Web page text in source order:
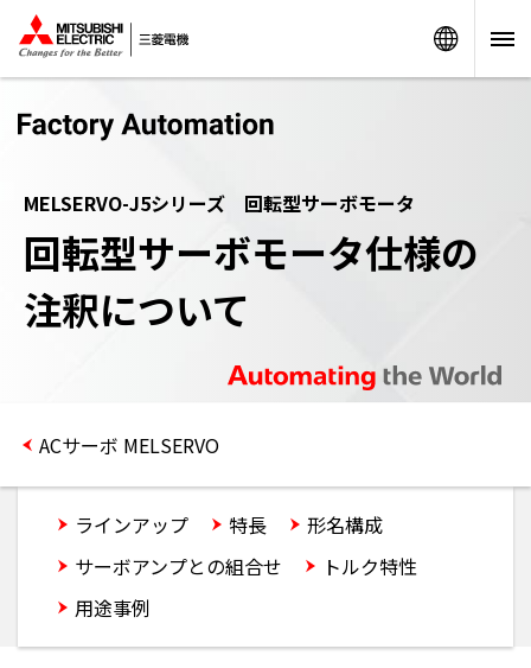
MELSERVO-J5シリーズ 回転型サーボモータ
回転型サーボモータ仕様の
注釈について
ACサーボ MELSERVO
ラインアップ 特長
形名構成
サーボアンプとの組合せ
トルク特性
用途事例